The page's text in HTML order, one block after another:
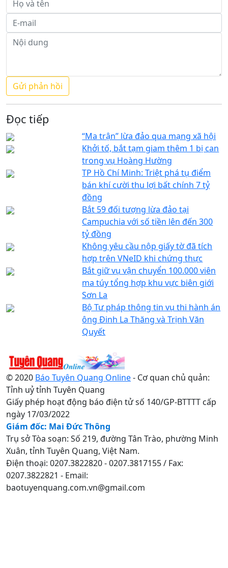
Đọc tiếp
“Ma trận” lừa đảo qua mạng xã hội
Khởi tố, bắt tạm giam thêm 1 bị can
trong vụ Hoàng Hường
TP Hồ Chí Minh: Triệt phá tụ điểm
bán khí cười thu lợi bất chính 7 tỷ
đồng
Bắt 59 đối tượng lừa đảo tại
Campuchia với số tiền lên đến 300
tỷ đồng
Không yêu cầu nộp giấy tờ đã tích
hợp trên VNeID khi chứng thực
Bắt giữ vụ vận chuyển 100.000 viên
ma túy tổng hợp khu vực biên giới
Sơn La
Bộ Tư pháp thông tin vụ thi hành án
ông Đinh La Thăng và Trịnh Văn
Quyết
© 2020 Báo Tuyên Quang Online- Cơ quan chủ quản:
Tỉnh uỷ tỉnh Tuyên Quang
Giấy phép hoạt động báo điện tử số 140/GP-BTTTT cấp
ngày 17/03/2022
Giám đốc: Mai Đức Thông
Trụ sở Tòa soạn: Số 219, đường Tân Trào, phường Minh
Xuân, tỉnh Tuyên Quang, Việt Nam.
Điện thoại: 0207.3822820 - 0207.3817155 / Fax:
0207.3822821 - Email:
baotuyenquang.com.vn@gmail.com